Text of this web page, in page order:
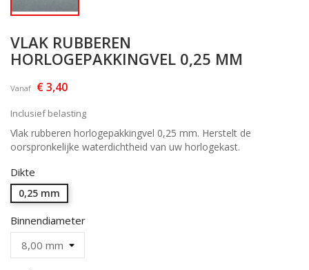
VLAK RUBBEREN
HORLOGEPAKKINGVEL 0,25 MM
Vanaf € 3,40
Inclusief belasting
Vlak rubberen horlogepakkingvel 0,25 mm. Herstelt de
oorspronkelijke waterdichtheid van uw horlogekast.
Dikte
0,25 mm
Binnendiameter